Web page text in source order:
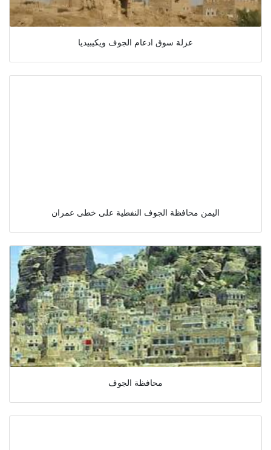
عزلة سوق ادعام الجوف ويكيبيديا
اليمن محافظة الجوف النفطية على خطى عمران
محافظة الجوف